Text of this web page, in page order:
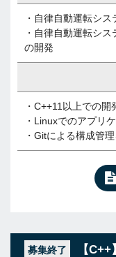
・自律自動運転シ
・自律自動運転シ
の開発
・C++11以上での開
・Linuxでのアプリ
・Gitによる構成管
募集終了
【